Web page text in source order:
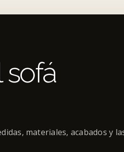
sofá
materiales, acabados y